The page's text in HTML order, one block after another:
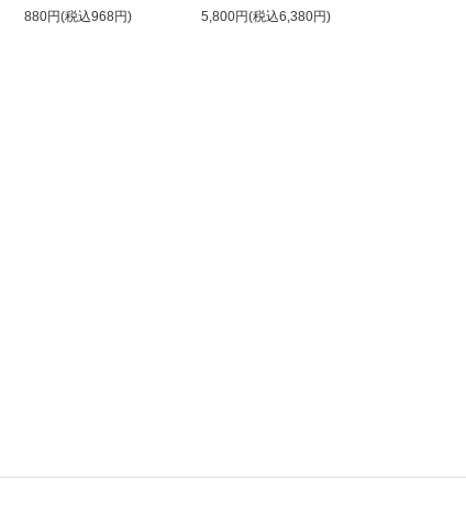
880円(税込968円) 5,800円(税込6,380円)